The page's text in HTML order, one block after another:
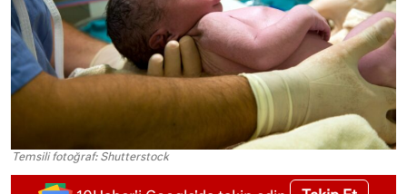
Temsili fotoğraf: Shutterstock